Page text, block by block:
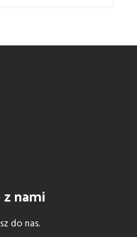
nami
do nas.